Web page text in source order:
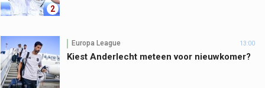
2
Europa League 13:00
Kiest Anderlecht meteen voor nieuwkomer?